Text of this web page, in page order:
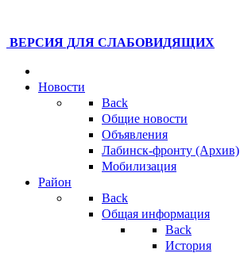
ВЕРСИЯ ДЛЯ СЛАБОВИДЯЩИХ
Новости
Back
Общие новости
Объявления
Лабинск-фронту (Архив)
Мобилизация
Район
Back
Общая информация
Back
История